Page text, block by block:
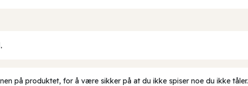
på produktet, for å være sikker på at du ikke spiser noe du ikke tåler.